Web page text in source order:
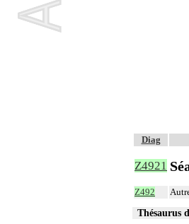
Diag
Z4921
Z492
Thésaurus